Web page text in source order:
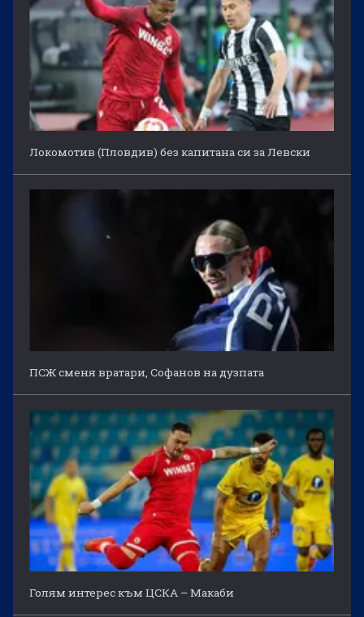
Локомотив (Пловдив) без капитана си за Левски
ПСЖ сменя вратари, Софанов на дузпата
Голям интерес към ЦСКА – Макаби